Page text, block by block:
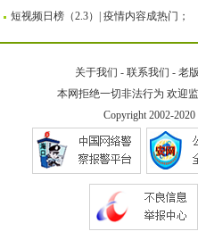
短视频日榜（2.3）| 疫情内容成热门；
关于我们 - 联系我们 - 老
本网拒绝一切非法行为 欢迎
Copyright 2002-2020